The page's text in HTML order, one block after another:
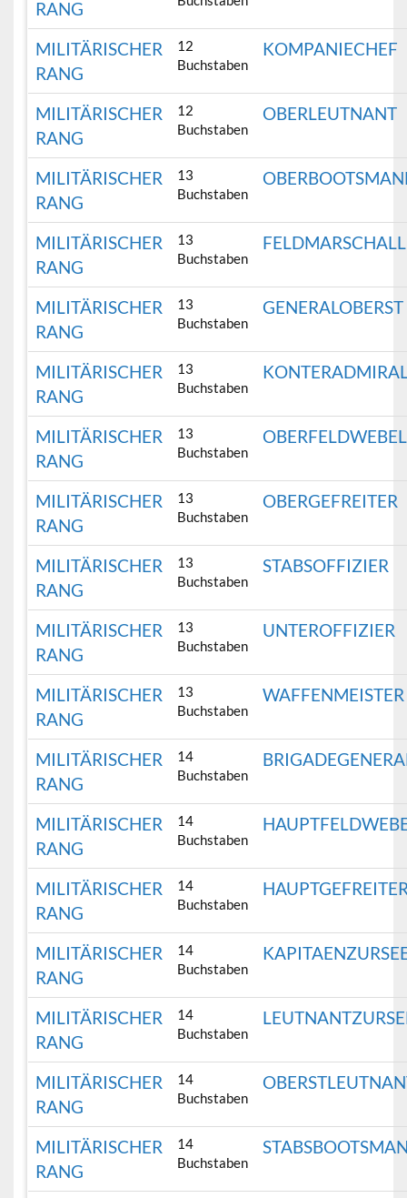
RANG
MILITÄRISCHER
RANG
12
Buchstaben
KOMPANIECHEF
MILITÄRISCHER
RANG
12
Buchstaben
OBERLEUTNANT
MILITÄRISCHER
RANG
13
Buchstaben
MILITÄRISCHER
RANG
13
Buchstaben
FELDMARSCHALL
MILITÄRISCHER
RANG
13
Buchstaben
GENERALOBERST
MILITÄRISCHER
RANG
13
Buchstaben
MILITÄRISCHER
RANG
13
Buchstaben
OBERFELDWEBEL
MILITÄRISCHER
RANG
13
Buchstaben
OBERGEFREITER
MILITÄRISCHER
RANG
13
Buchstaben
STABSOFFIZIER
MILITÄRISCHER
RANG
13
Buchstaben
UNTEROFFIZIER
MILITÄRISCHER
RANG
13
Buchstaben
WAFFENMEISTER
MILITÄRISCHER
RANG
14
Buchstaben
MILITÄRISCHER
RANG
14
Buchstaben
MILITÄRISCHER
RANG
14
Buchstaben
MILITÄRISCHER
RANG
14
Buchstaben
MILITÄRISCHER
RANG
14
Buchstaben
MILITÄRISCHER
RANG
14
Buchstaben
MILITÄRISCHER
RANG
14
Buchstaben